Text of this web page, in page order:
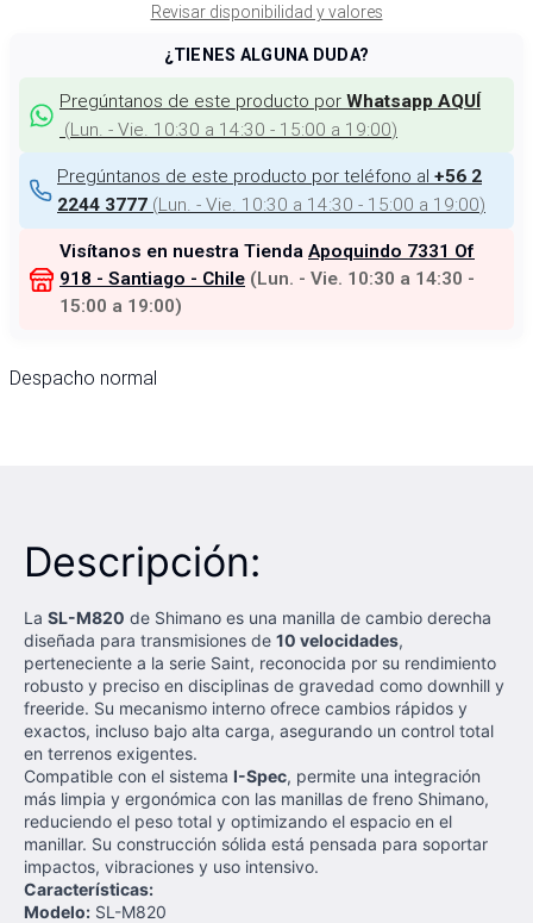
Revisar disponibilidad y valores
¿TIENES ALGUNA DUDA?
Pregúntanos de este producto por Whatsapp AQUÍ
(Lun. - Vie. 10:30 a 14:30 - 15:00 a 19:00)
Pregúntanos de este producto por teléfono al +56 2
2244 3777 (Lun. - Vie. 10:30 a 14:30 - 15:00 a 19:00)
Visítanos en nuestra Tienda Apoquindo 7331 Of
918 - Santiago - Chile (Lun. - Vie. 10:30 a 14:30 -
15:00 a 19:00)
Despacho normal
Descripción:
La SL-M820 de Shimano es una manilla de cambio derecha
diseñada para transmisiones de 10 velocidades,
perteneciente a la serie Saint, reconocida por su rendimiento
robusto y preciso en disciplinas de gravedad como downhill y
freeride. Su mecanismo interno ofrece cambios rápidos y
exactos, incluso bajo alta carga, asegurando un control total
en terrenos exigentes.
Compatible con el sistema I-Spec, permite una integración
más limpia y ergonómica con las manillas de freno Shimano,
reduciendo el peso total y optimizando el espacio en el
manillar. Su construcción sólida está pensada para soportar
impactos, vibraciones y uso intensivo.
Características:
Modelo: SL-M820